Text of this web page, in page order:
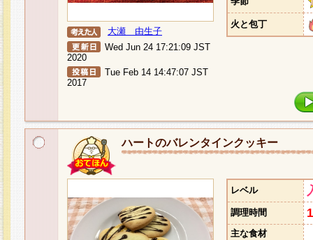
大瀬 由生子
Wed Jun 24 17:21:09 JST
2020
Tue Feb 14 14:47:07 JST
2017
火と包丁
ハートのバレンタインクッキー
レベル
調理時間
主な食材